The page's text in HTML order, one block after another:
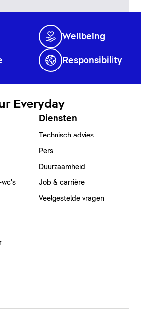
Wellbeing
Responsibility
Everyday
wc's
Diensten
Technisch advies
Pers
Duurzaamheid
Job & carrière
Veelgestelde vragen